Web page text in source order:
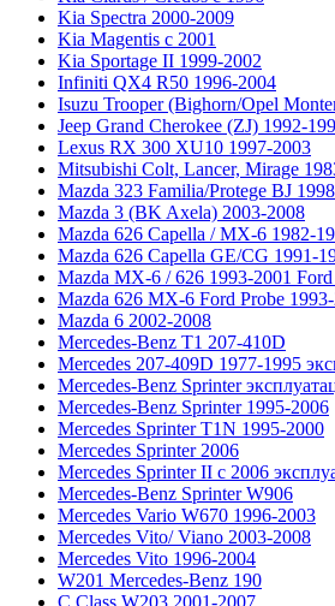
Kia Spectra 2000-2009
Kia Magentis с 2001
Kia Sportage II 1999-2002
Infiniti QX4 R50 1996-2004
Isuzu Trooper (Bighorn/Opel
Jeep Grand Cherokee (ZJ) 1992-
Lexus RX 300 XU10 1997-2003
Mitsubishi Colt, Lancer, Mirage
Mazda 323 Familia/Protege BJ
Mazda 3 (BK Axela) 2003-2008
Mazda 626 Capella / MX-6 1982-
Mazda 626 Capella GE/CG 1991-
Mazda MX-6 / 626 1993-2001 Ford
Mazda 626 MX-6 Ford Probe
Mazda 6 2002-2008
Mercedes-Benz T1 207-410D
Mercedes 207-409D 1977-1995
Mercedes-Benz Sprinter
Mercedes-Benz Sprinter 1995-2006
Mercedes Sprinter T1N 1995-2000
Mercedes Sprinter 2006
Mercedes Sprinter II с 2006
Mercedes-Benz Sprinter W906
Mercedes Vario W670 1996-2003
Mercedes Vito/ Viano 2003-2008
Mercedes Vito 1996-2004
W201 Mercedes-Benz 190